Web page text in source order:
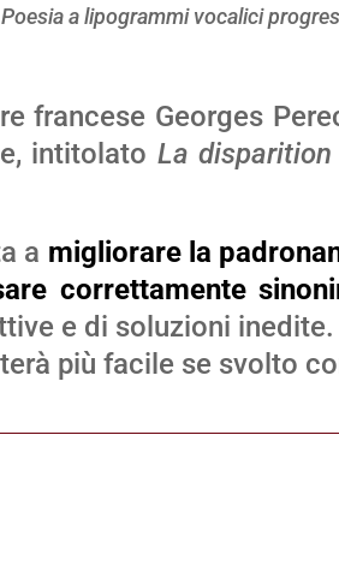
Poesia a lipogrammi vocalici
francese Georges
intitolato La disparition
a migliorare la
correttamente
e di soluzioni inedite.
più facile se svolto